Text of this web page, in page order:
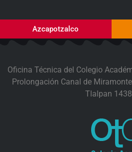
Azcapotzalco
Oficina Técnica del Colegio
Prolongación Canal de
Tlalpan